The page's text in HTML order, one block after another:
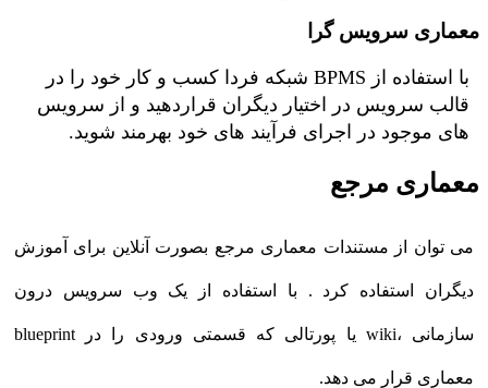
معماری سرویس گرا
با استفاده از BPMS شبکه فردا کسب و کار خود را در
قالب سرویس در اختیار دیگران قراردهید و از سرویس
های موجود در اجرای فرآیند های خود بهرمند شوید.
معماری مرجع
می توان از مستندات معماری مرجع بصورت آنلاین برای آموزش
دیگران استفاده کرد . با استفاده از یک وب سرویس درون
سازمانی ،wiki یا پورتالی که قسمتی ورودی را در blueprint
معماری قرار می دهد.